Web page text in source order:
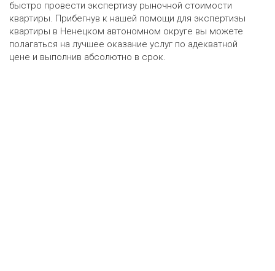
быстро провести экспертизу рыночной стоимости
квартиры. Прибегнув к нашей помощи для экспертизы
квартиры в Ненецком автономном округе вы можете
полагаться на лучшее оказание услуг по адекватной
цене и выполнив абсолютно в срок.